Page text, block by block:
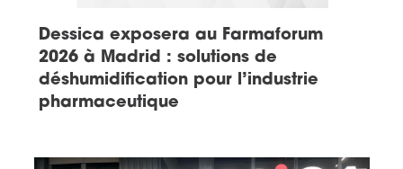
Dessica exposera au Farmaforum
2026 à Madrid : solutions de
déshumidification pour l’industrie
pharmaceutique